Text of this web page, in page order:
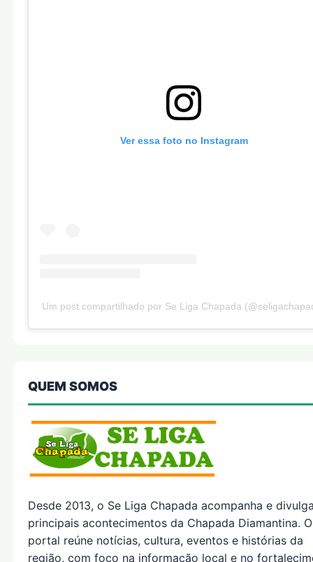
Ver essa foto no Instagram
Um post compartilhado por Se Liga Chapada
QUEM SOMOS
Desde 2013, o Se Liga Chapada acompanha e
principais acontecimentos da Chapada Diamantina. O
portal reúne notícias, cultura, eventos e histórias da
região, com foco na informação local e no